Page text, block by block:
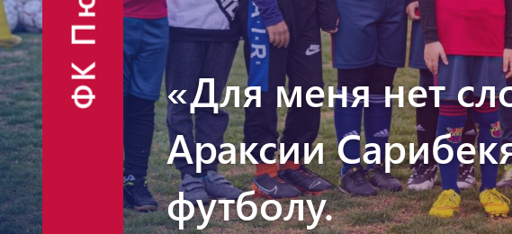
Финансовые
отчёты
Объявления
Контакты
Фан-шоп
«Для меня нет
Араксии
футболу.